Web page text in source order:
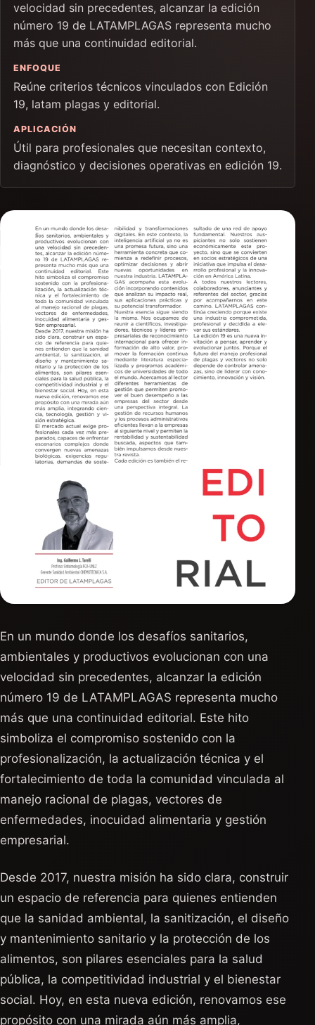
velocidad sin precedentes, alcanzar la edición
número 19 de LATAMPLAGAS representa mucho
más que una continuidad editorial.
ENFOQUE
Reúne criterios técnicos vinculados con Edición
19, latam plagas y editorial.
APLICACIÓN
Útil para profesionales que necesitan contexto,
diagnóstico y decisiones operativas en edición 19.
En un mundo donde los desafíos sanitarios,
ambientales y productivos evolucionan con una
velocidad sin precedentes, alcanzar la edición
número 19 de LATAMPLAGAS representa mucho
más que una continuidad editorial. Este hito
simboliza el compromiso sostenido con la
profesionalización, la actualización técnica y el
fortalecimiento de toda la comunidad vinculada al
manejo racional de plagas, vectores de
enfermedades, inocuidad alimentaria y gestión
empresarial.
Desde 2017, nuestra misión ha sido clara, construir
un espacio de referencia para quienes entienden
que la sanidad ambiental, la sanitización, el diseño
y mantenimiento sanitario y la protección de los
alimentos, son pilares esenciales para la salud
pública, la competitividad industrial y el bienestar
social. Hoy, en esta nueva edición, renovamos ese
propósito con una mirada aún más amplia,